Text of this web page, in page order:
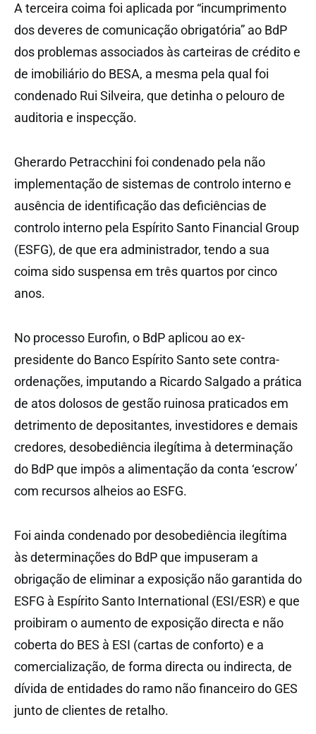
A terceira coima foi aplicada por “incumprimento
dos deveres de comunicação obrigatória” ao BdP
dos problemas associados às carteiras de crédito e
de imobiliário do BESA, a mesma pela qual foi
condenado Rui Silveira, que detinha o pelouro de
auditoria e inspecção.
Gherardo Petracchini foi condenado pela não
implementação de sistemas de controlo interno e
ausência de identificação das deficiências de
controlo interno pela Espírito Santo Financial Group
(ESFG), de que era administrador, tendo a sua
coima sido suspensa em três quartos por cinco
anos.
No processo Eurofin, o BdP aplicou ao ex-
presidente do Banco Espírito Santo sete contra-
ordenações, imputando a Ricardo Salgado a prática
de atos dolosos de gestão ruinosa praticados em
detrimento de depositantes, investidores e demais
credores, desobediência ilegítima à determinação
do BdP que impôs a alimentação da conta ‘escrow’
com recursos alheios ao ESFG.
Foi ainda condenado por desobediência ilegítima
às determinações do BdP que impuseram a
obrigação de eliminar a exposição não garantida do
ESFG à Espírito Santo International (ESI/ESR) e que
proibiram o aumento de exposição directa e não
coberta do BES à ESI (cartas de conforto) e a
comercialização, de forma directa ou indirecta, de
dívida de entidades do ramo não financeiro do GES
junto de clientes de retalho.